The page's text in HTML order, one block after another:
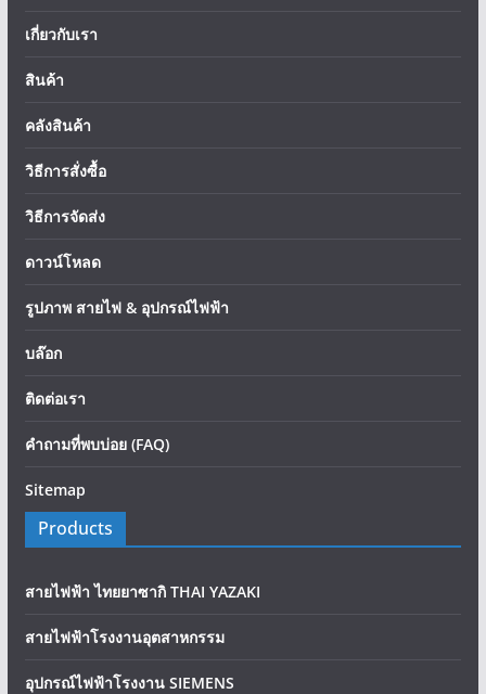
เกี่ยวกับเรา
สินค้า
คลังสินค้า
วิธีการสั่งซื้อ
วิธีการจัดส่ง
ดาวน์โหลด
รูปภาพ สายไฟ & อุปกรณ์ไฟฟ้า
บล๊อก
ติดต่อเรา
คำถามที่พบบ่อย (FAQ)
Sitemap
Products
สายไฟฟ้า ไทยยาซากิ THAI YAZAKI
สายไฟฟ้าโรงงานอุตสาหกรรม
อุปกรณ์ไฟฟ้าโรงงาน SIEMENS